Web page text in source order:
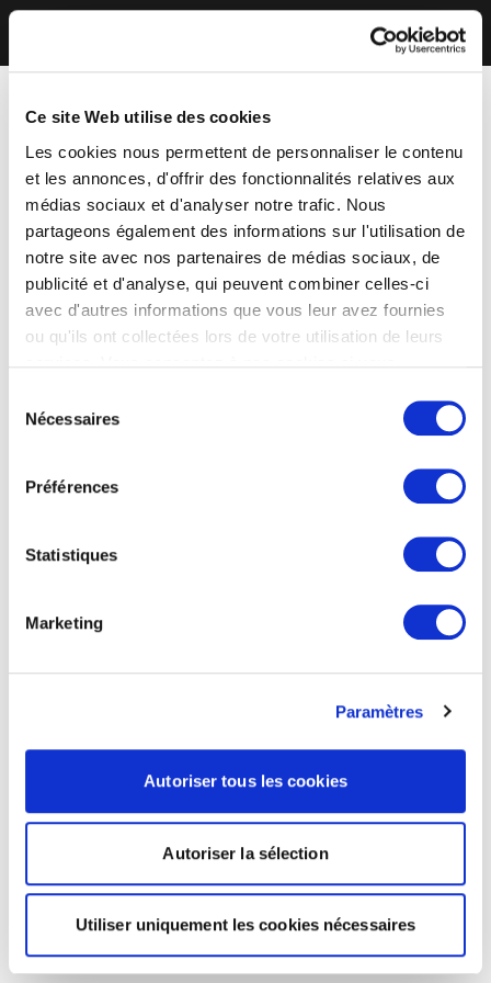
Ce site Web utilise des cookies
Les cookies nous permettent de personnaliser le contenu
et les annonces, d'offrir des fonctionnalités relatives aux
médias sociaux et d'analyser notre trafic. Nous
partageons également des informations sur l'utilisation de
notre site avec nos partenaires de médias sociaux, de
publicité et d'analyse, qui peuvent combiner celles-ci
avec d'autres informations que vous leur avez fournies
ou qu'ils ont collectées lors de votre utilisation de leurs
Nécessaires
Préférences
Statistiques
Marketing
Paramètres
Autoriser tous les cookies
Autoriser la sélection
Utiliser uniquement les cookies nécessaires